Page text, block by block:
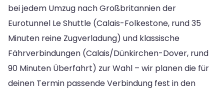
bei jedem Umzug nach Großbritannien der
Eurotunnel Le Shuttle (Calais-Folkestone, rund 35
Minuten reine Zugverladung) und klassische
Fährverbindungen (Calais/Dünkirchen-Dover, rund
90 Minuten Überfahrt) zur Wahl – wir planen die für
deinen Termin passende Verbindung fest in den